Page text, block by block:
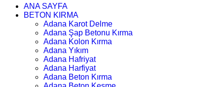
ANA SAYFA
BETON KIRMA
Adana Karot Delme
Adana Şap Betonu Kırma
Adana Kolon Kırma
Adana Yıkım
Adana Hafriyat
Adana Harfiyat
Adana Beton Kırma